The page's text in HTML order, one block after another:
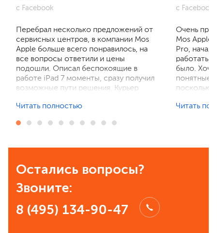
с Facebook
Перебрал несколько предложений от
сервисных центров, в компании Mos
Apple больше всего понравилось, на
все вопросы ответили и цены
подошли. Описал беспокоящие в
работе iPad 7 моменты, сразу получил
возможные пути решения. Курьер
отзвонились по итогам осмотра,
порадовал, без лишнего ожидания и
рекомендовать всем знакомым.
Читать полностью
с Facebook
Очень
Mos
Pro, начал
работать,
было. Хочу
понятные
поскольку
Читать
Остались вопросы?
Звоните:
8 (495) 134-90-47